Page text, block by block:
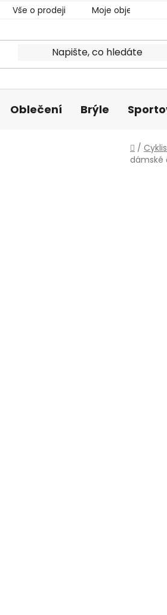
Vše o prodeji Moje objednávka
Oblečení Brýle
Domů
/
dámské